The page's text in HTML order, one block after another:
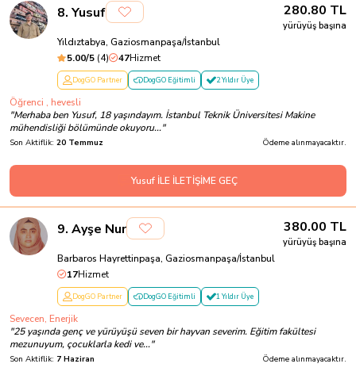
8. Yusuf 280.80 TL
yürüyüş başına
Yıldıztabya, Gaziosmanpaşa/İstanbul
5.00/5 (4) 47Hizmet
DogGO Partner DogGO Eğitimli 2 Yıldır Üye
Öğrenci , hevesli
"Merhaba ben Yusuf, 18 yaşındayım. İstanbul Teknik Üniversitesi Makine
mühendisliği bölümünde okuyoru..."
Son Aktiflik: 20 Temmuz Ödeme alınmayacaktır.
Yusuf İLE İLETİŞİME GEÇ
9. Ayşe Nur 380.00 TL
yürüyüş başına
Barbaros Hayrettinpaşa, Gaziosmanpaşa/İstanbul
17Hizmet
DogGO Partner DogGO Eğitimli 1 Yıldır Üye
Sevecen, Enerjik
"25 yaşında genç ve yürüyüşü seven bir hayvan severim. Eğitim fakültesi
mezunuyum, çocuklarla kedi ve..."
Son Aktiflik: 7 Haziran Ödeme alınmayacaktır.